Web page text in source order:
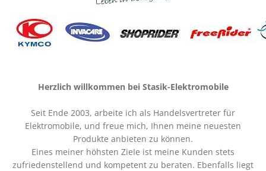
Herzlich willkommen bei Stasik-Elektromobile
Seit Ende 2003, arbeite ich als Handelsvertreter für
Elektromobile, und freue mich, Ihnen meine neuesten
Produkte anbieten zu können.
Eines meiner höhsten ZieIe ist meine Kunden stets
zufriedenstellend und kompetent zu beraten. Ebenfalls liegt